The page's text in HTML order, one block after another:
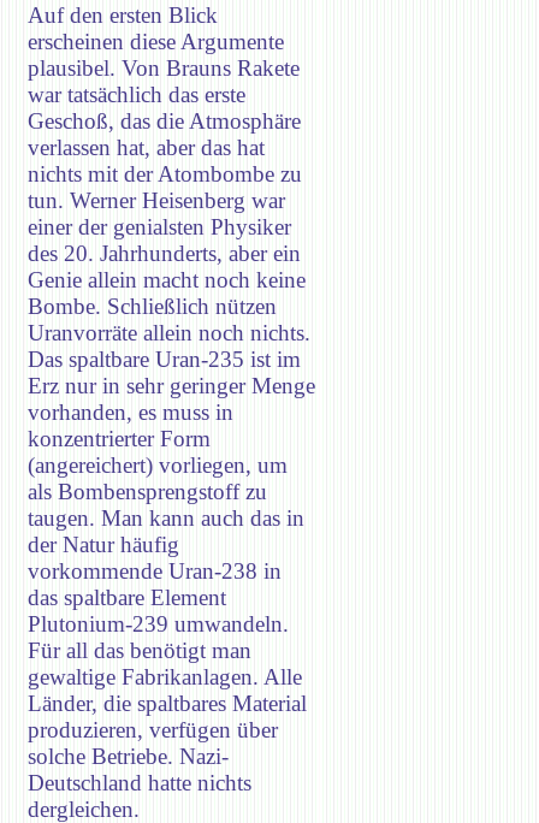
Auf den ersten Blick
erscheinen diese Argumente
plausibel. Von Brauns Rakete
war tatsächlich das erste
Geschoß, das die Atmosphäre
verlassen hat, aber das hat
nichts mit der Atombombe zu
tun. Werner Heisenberg war
einer der genialsten Physiker
des 20. Jahrhunderts, aber ein
Genie allein macht noch keine
Bombe. Schließlich nützen
Uranvorräte allein noch nichts.
Das spaltbare Uran-235 ist im
Erz nur in sehr geringer Menge
vorhanden, es muss in
konzentrierter Form
(angereichert) vorliegen, um
als Bombensprengstoff zu
taugen. Man kann auch das in
der Natur häufig
vorkommende Uran-238 in
das spaltbare Element
Plutonium-239 umwandeln.
Für all das benötigt man
gewaltige Fabrikanlagen. Alle
Länder, die spaltbares Material
produzieren, verfügen über
solche Betriebe. Nazi-
Deutschland hatte nichts
dergleichen.